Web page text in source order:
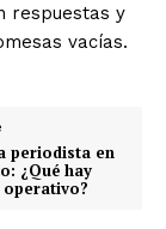
respuestas y
vacías.
periodista en
¿Qué hay